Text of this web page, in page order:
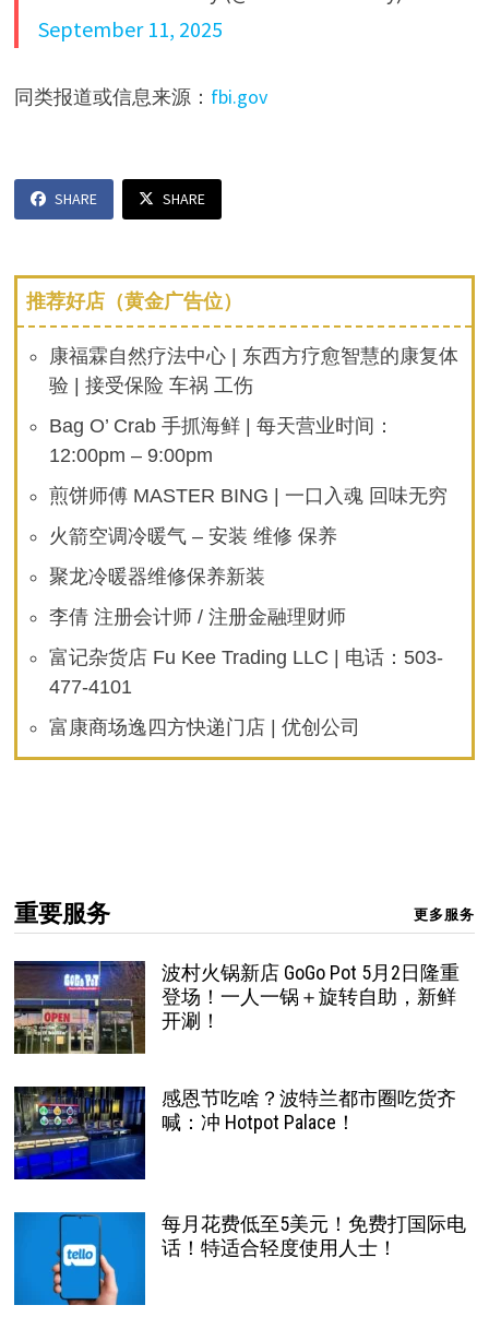
September 11, 2025
同类报道或信息来源： fbi.gov
SHARE SHARE
推荐好店（黄金广告位）
康福霖自然疗法中心 | 东西方疗愈智慧的康复体
验 | 接受保险 车祸 工伤
Bag O’ Crab 手抓海鲜 | 每天营业时间：
12:00pm – 9:00pm
煎饼师傅 MASTER BING | 一口入魂 回味无穷
火箭空调冷暖气 – 安装 维修 保养
聚龙冷暖器维修保养新装
李倩 注册会计师 / 注册金融理财师
富记杂货店 Fu Kee Trading LLC | 电话：503-
477-4101
富康商场逸四方快递门店 | 优创公司
重要服务 更多服务
波村火锅新店 GoGo Pot 5月2日隆重
登场！一人一锅＋旋转自助，新鲜
开涮！
感恩节吃啥？波特兰都市圈吃货齐
喊：冲 Hotpot Palace！
每月花费低至5美元！免费打国际电
话！特适合轻度使用人士！